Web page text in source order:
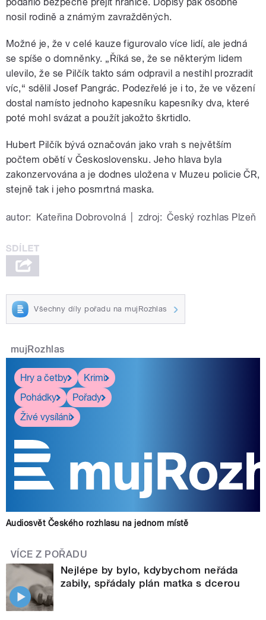
podařilo bezpečně přejít hranice. Dopisy pak osobně
nosil rodině a známým zavražděných.
Možné je, že v celé kauze figurovalo více lidí, ale jedná
se spíše o domněnky. „Říká se, že se některým lidem
ulevilo, že se Pilčík takto sám odpravil a nestihl prozradit
víc,“ sdělil Josef Pangrác. Podezřelé je i to, že ve vězení
dostal namísto jednoho kapesníku kapesníky dva, které
poté mohl svázat a použít jakožto škrtidlo.
Hubert Pilčík bývá označován jako vrah s největším
počtem obětí v Československu. Jeho hlava byla
zakonzervována a je dodnes uložena v Muzeu policie ČR,
stejně tak i jeho posmrtná maska.
autor: Kateřina Dobrovolná zdroj: Český rozhlas Plzeň
Všechny díly pořadu na mujRozhlas
mujRozhlas
Hry a četby
Krimi
Pohádky
Pořady
Živé vysílání
Audiosvět Českého rozhlasu na jednom místě
VÍCE Z POŘADU
Nejlépe by bylo, kdybychom neřáda
zabily, spřádaly plán matka s dcerou